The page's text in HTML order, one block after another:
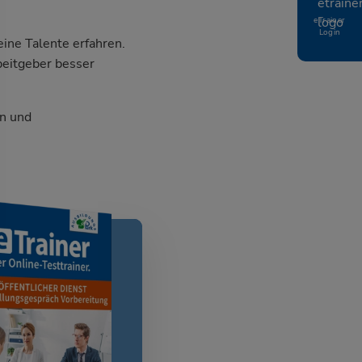
eTrainer
Login
Talente erfahren.
besser
und